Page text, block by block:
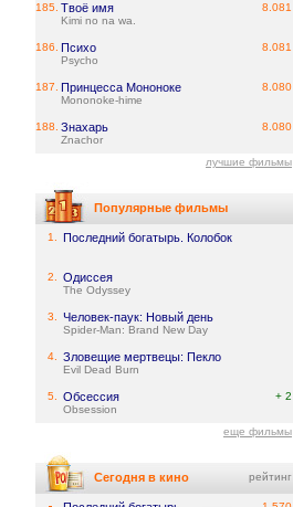
185. Твоё имя
Kimi no na wa.
8.081
186. Психо
Psycho
8.081
187. Принцесса Мононоке
Mononoke-hime
8.080
188. Знахарь
Znachor
8.080
лучшие фильмы
Популярные фильмы
1. Последний богатырь. Колобок
2. Одиссея
The Odyssey
3. Человек-паук: Новый день
Spider-Man: Brand New Day
4. Зловещие мертвецы: Пекло
Evil Dead Burn
5. Обсессия
Obsession
+ 2
еще фильмы
Сегодня в кино рейтинг